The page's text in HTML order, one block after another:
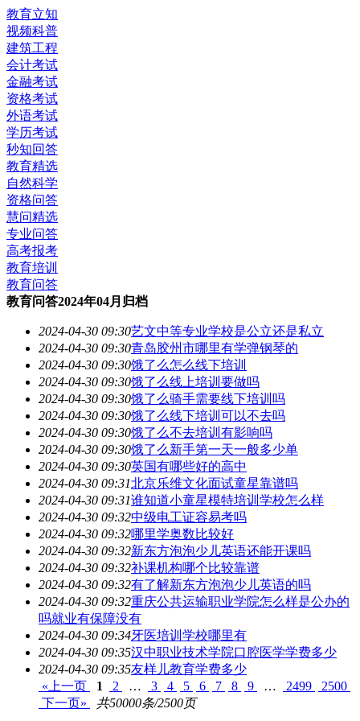
教育立知
视频科普
建筑工程
会计考试
金融考试
资格考试
外语考试
学历考试
秒知回答
教育精选
自然科学
资格问答
慧问精选
专业问答
高考报考
教育培训
教育问答
教育问答2024年04月归档
2024-04-30 09:30艺文中等专业学校是公立还是私立
2024-04-30 09:30青岛胶州市哪里有学弹钢琴的
2024-04-30 09:30饿了么怎么线下培训
2024-04-30 09:30饿了么线上培训要做吗
2024-04-30 09:30饿了么骑手需要线下培训吗
2024-04-30 09:30饿了么线下培训可以不去吗
2024-04-30 09:30饿了么不去培训有影响吗
2024-04-30 09:30饿了么新手第一天一般多少单
2024-04-30 09:30英国有哪些好的高中
2024-04-30 09:31北京乐维文化面试童星靠谱吗
2024-04-30 09:31谁知道小童星模特培训学校怎么样
2024-04-30 09:32中级电工证容易考吗
2024-04-30 09:32哪里学奥数比较好
2024-04-30 09:32新东方泡泡少儿英语还能开课吗
2024-04-30 09:32补课机构哪个比较靠谱
2024-04-30 09:32有了解新东方泡泡少儿英语的吗
2024-04-30 09:32重庆公共运输职业学院怎么样是公办的
吗就业有保障没有
2024-04-30 09:34牙医培训学校哪里有
2024-04-30 09:35汉中职业技术学院口腔医学学费多少
2024-04-30 09:35友样儿教育学费多少
«上一页
1 2 … 3 4 5 6 7 8 9 … 2499
2500
下一页»
共50000条/2500页